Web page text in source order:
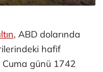
, ABD dolarında
hafif
Cuma günü 1742